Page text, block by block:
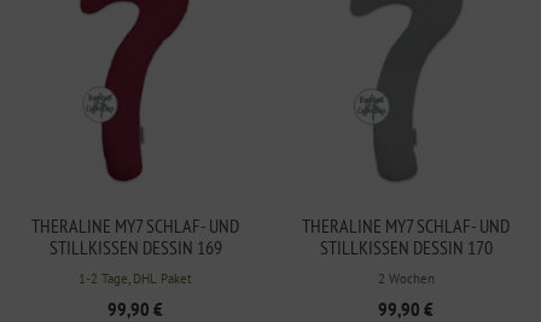
THERALINE MY7 SCHLAF- UND
STILLKISSEN DESSIN 169
BROMBEERE BAMBOO
COLLECTION
1-2 Tage, DHL Paket
99,90 €
THERALINE MY7 SCHLAF- UND
STILLKISSEN DESSIN 170
MELANGE MITTELGRAU BAMBOO
COLLECTION
2 Wochen
99,90 €